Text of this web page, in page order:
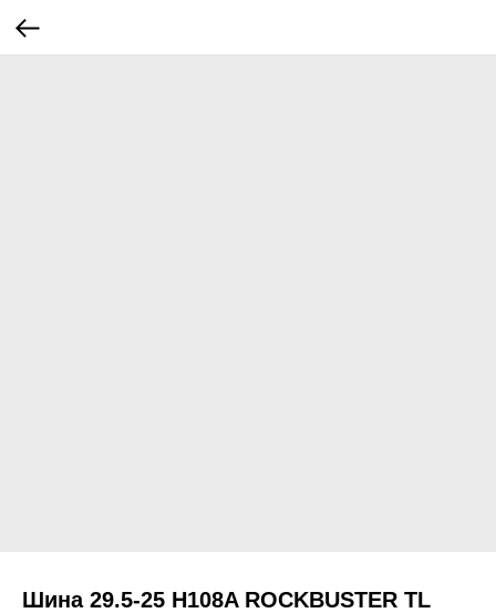
Шина 29.5-25 H108A ROCKBUSTER TL